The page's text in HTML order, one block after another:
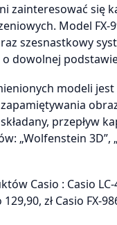
zainteresować się
Model
szesnastkowy
dowolnej
modeli
przepływ
„Wolfenstein 3D”,
Casio : Casio LC-
zł Casio FX-